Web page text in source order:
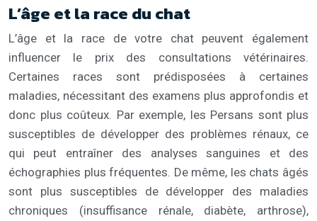
L’âge et la race du chat
L’âge et la race de votre chat peuvent également
influencer le prix des consultations vétérinaires.
Certaines races sont prédisposées à certaines
maladies, nécessitant des examens plus approfondis et
donc plus coûteux. Par exemple, les Persans sont plus
susceptibles de développer des problèmes rénaux, ce
qui peut entraîner des analyses sanguines et des
échographies plus fréquentes. De même, les chats âgés
sont plus susceptibles de développer des maladies
chroniques (insuffisance rénale, diabète, arthrose),